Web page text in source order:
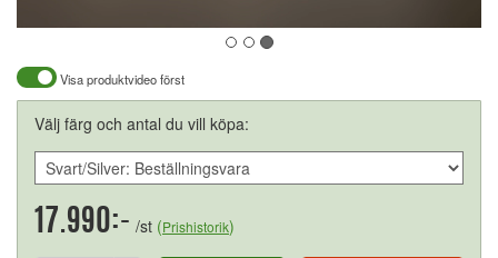
Visa produktvideo först
Välj färg och antal du vill köpa:
17.990:- /st (Prishistorik)